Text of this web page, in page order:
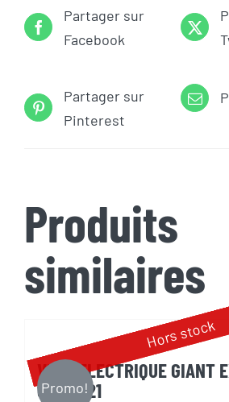
Partager sur
Facebook
Partager sur
Pinterest
Produits
similaires
Hors stock
Promo!
VELO ELECTRIQUE GIANT
GTS 2021